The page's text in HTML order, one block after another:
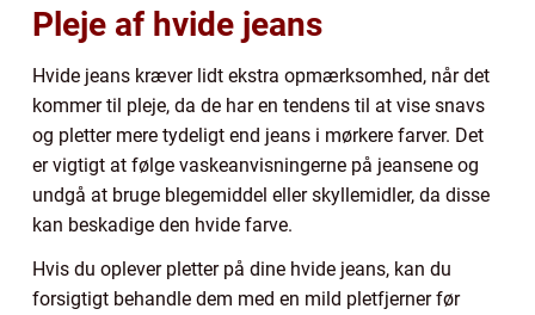
Pleje af hvide jeans
Hvide jeans kræver lidt ekstra opmærksomhed, når det
kommer til pleje, da de har en tendens til at vise snavs
og pletter mere tydeligt end jeans i mørkere farver. Det
er vigtigt at følge vaskeanvisningerne på jeansene og
undgå at bruge blegemiddel eller skyllemidler, da disse
kan beskadige den hvide farve.
Hvis du oplever pletter på dine hvide jeans, kan du
forsigtigt behandle dem med en mild pletfjerner før